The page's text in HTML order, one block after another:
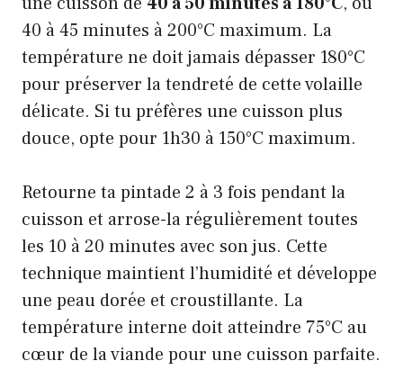
40 à 45 minutes à 200°C maximum. La
température ne doit jamais dépasser 180°C
pour préserver la tendreté de cette volaille
délicate. Si tu préfères une cuisson plus
douce, opte pour 1h30 à 150°C maximum.
Retourne ta pintade 2 à 3 fois pendant la
cuisson et arrose-la régulièrement toutes
les 10 à 20 minutes avec son jus. Cette
technique maintient l’humidité et développe
une peau dorée et croustillante. La
température interne doit atteindre 75°C au
cœur de la viande pour une cuisson parfaite.